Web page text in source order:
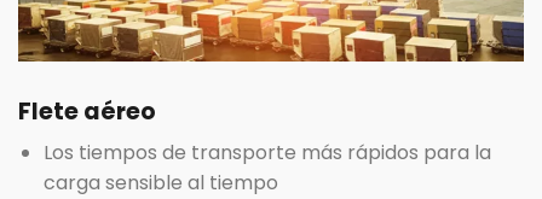
Flete aéreo
Los tiempos de transporte más rápidos para la
carga sensible al tiempo